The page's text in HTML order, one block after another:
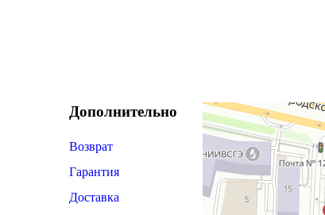
Дополнительно
Возврат
Гарантия
Доставка